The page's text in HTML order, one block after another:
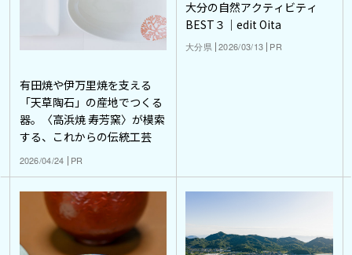
有田焼や伊万里焼を支える
「天草陶石」の産地でつくる
器。〈高浜焼 寿芳窯〉が模索
する、これからの伝統工芸
2026/04/24 PR
大分の自然アクティビティ
BEST３｜edit Oita
大分県 2026/03/13 PR